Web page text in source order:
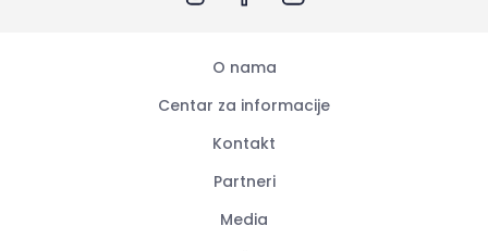
O nama
Centar za informacije
Kontakt
Partneri
Media